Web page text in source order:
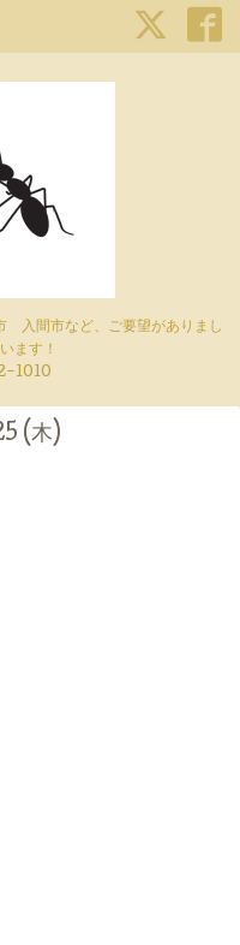
入間市など、ご要望がありまし
ます！
1010
(木)